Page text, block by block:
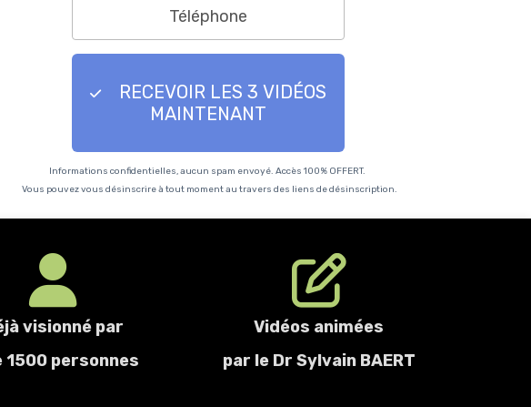
RECEVOIR LES 3 VIDÉOS
MAINTENANT
Informations confidentielles, aucun spam envoyé. Accès 100% OFFERT.
Vous pouvez vous désinscrire à tout moment au travers des liens de désinscription.
visionné par
1500 personnes
Vidéos animées
par le Dr Sylvain BAERT